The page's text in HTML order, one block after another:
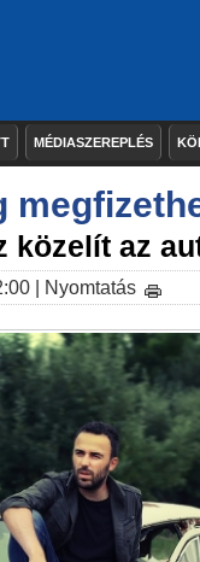
MÉDIASZEREPLÉS
közelít az
| Nyomtatás